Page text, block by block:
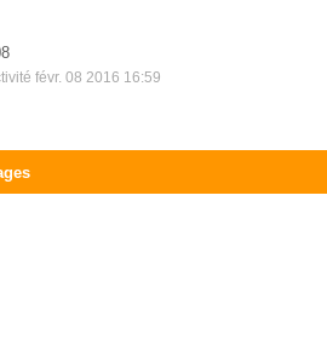
févr. 08 2016 16:59